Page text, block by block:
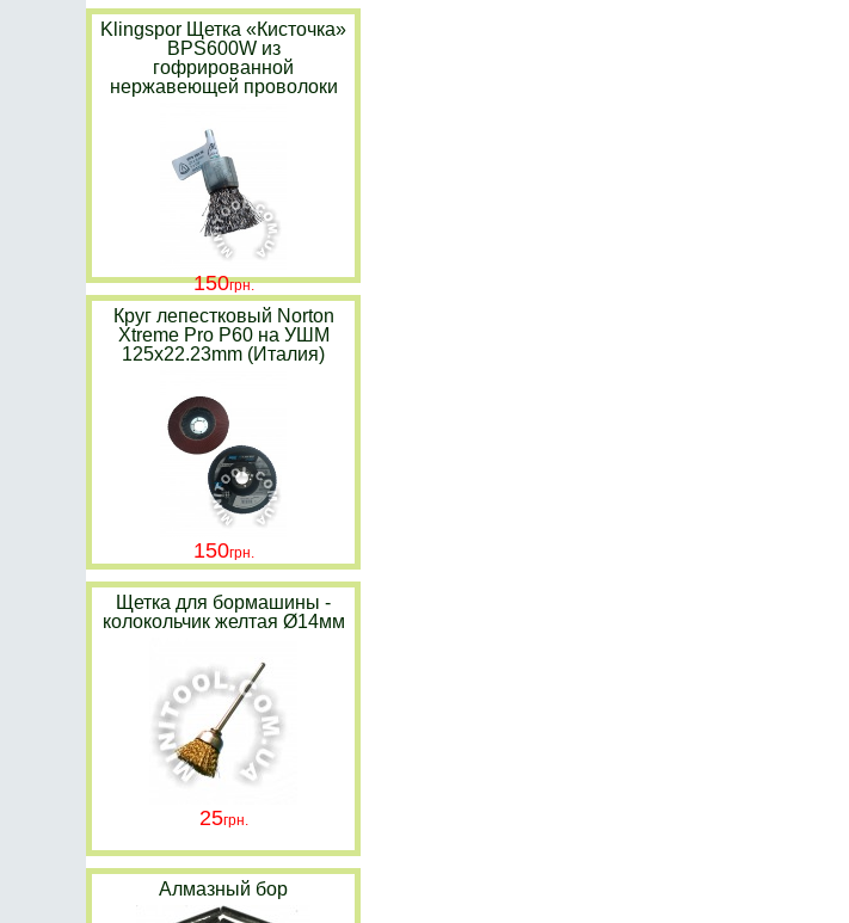
Klingspor Щетка «Кисточка»
BPS600W из
гофрированной
нержавеющей проволоки
150
Круг лепестковый Norton
Xtreme Pro P60 на УШМ
125x22.23mm (Италия)
150
Щетка для бормашины -
колокольчик желтая Ø14мм
25
Алмазный бор